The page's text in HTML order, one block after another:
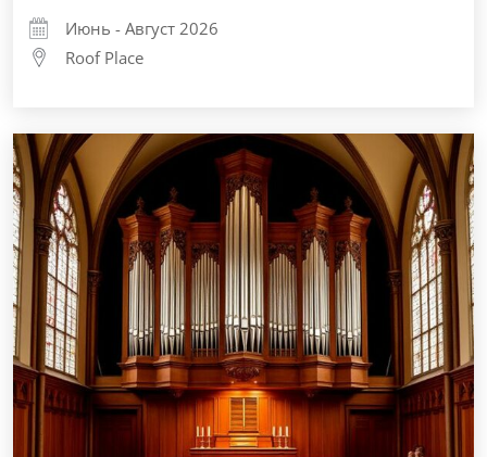
Июнь - Август 2026
Roof Place